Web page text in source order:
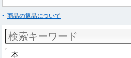
商品の返品について